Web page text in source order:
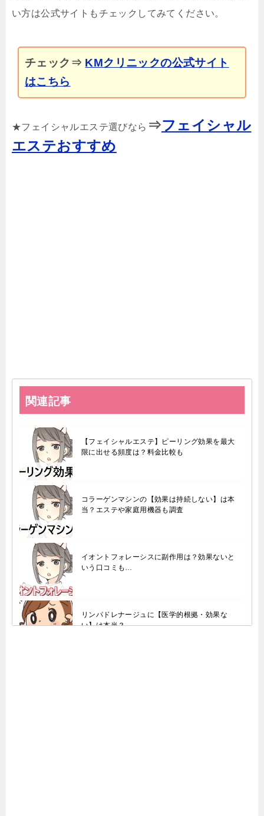
い方は公式サイトもチェックしてみてください。
チェック⇒ KMクリニックの公式サイト
はこちら
★フェイシャルエステ選びなら ⇒フェイシャル
エステおすすめ
関連記事
【フェイシャルエステ】ピーリング効果を最大
限に出せる頻度は？料金比較も
コラーゲンマシンの【効果は持続しない】は本
当？エステや家庭用機器も調査
イオントフォレーシスに副作用は？効果ないと
いう口コミも…
リンパドレナージュに【医学的根拠・効果な
い】は本当？